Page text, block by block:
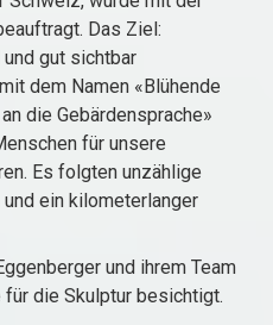
Das Ziel:
gut sichtbar
dem Namen «Blühende
die Gebärdensprache»
für unsere
Es folgten unzählige
ein kilometerlanger
und ihrem Team
die Skulptur besichtigt.